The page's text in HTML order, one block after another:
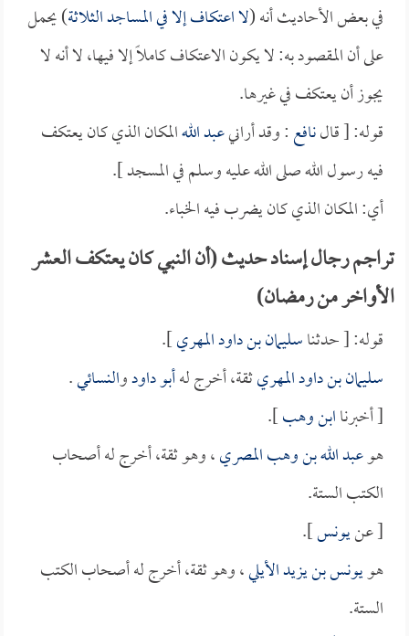
في بعض الأحاديث أنه (لا اعتكاف إلا في المساجد الثلاثة) يحمل
على أن المقصود به: لا يكون الاعتكاف كاملاً إلا فيها، لا أنه لا
يجوز أن يعتكف في غيرها.
قوله: [ قالنافع: وقد أرانيعبد اللهالمكان الذي كان يعتكف
فيه رسول الله صلى الله عليه وسلم في المسجد ].
أي: المكان الذي كان يضرب فيه الخباء.
تراجم رجال إسناد حديث (أن النبي كان يعتكف العشر
الأواخر من رمضان)
قوله: [ حدثناسليمان بن داود المهري].
سليمان بن داود المهريثقة، أخرج لهأبو داودوالنسائي.
[ أخبرناابن وهب].
هوعبد الله بن وهب المصري، وهو ثقة، أخرج له أصحاب
الكتب الستة.
[ عنيونس].
هويونس بن يزيد الأيلي، وهو ثقة، أخرج له أصحاب الكتب
الستة.